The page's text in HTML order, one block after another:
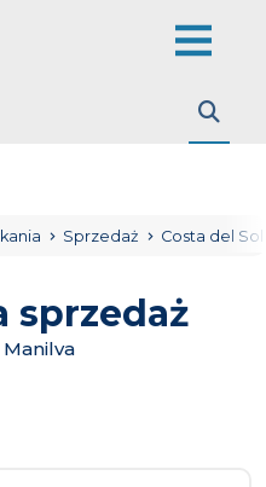
Sprzedaż Costa del Sol
sprzedaż
Manilva